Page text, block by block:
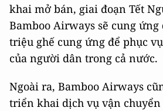
khai mở bán, giai đoạn Tết
Bamboo Airways sẽ cung
triệu ghế cung ứng để phục
của người dân trong cả nước.
Ngoài ra, Bamboo Airways
triển khai dịch vụ vận chuyển